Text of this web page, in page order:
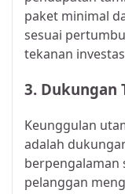
paket minimal
sesuai
tekanan
3. Dukungan
Keunggulan
adalah
berpengalaman
pelanggan